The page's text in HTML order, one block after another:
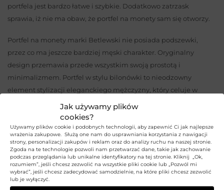
Jak używamy plików
cookies?
Używamy plików cookie i podobnych technologii, aby zapewnić Ci jak najlepsze
wrażenia zakupowe. Służą one nam do usprawniania korzystania z nawigacji
strony, personalizacji zakupów i reklam oraz do analizy ruchu na naszej stronie.
Zgoda na te technologie pozwoli nam przetwarzać dane, takie jak zachowanie
podczas przeglądania lub unikalne identyfikatory na tej stronie. Kliknij „Ok,
rozumiem”, jeśli chcesz zezwolić na wszystkie pliki cookie lub „Pozwól mi
wybrać”, jeśli chcesz zadecydować samodzielnie, na które pliki chcesz zezwolić
lub je wyłączyć.
portfela jest bardzo łatwe i szybkie. Dodatkowo zatrzask
sprawia, iż nie ma obaw, że portfel na monety sam się otworzy.
Portfel na monety marki Betlewski nie posiada podszewki,
przez co ma jeszcze bardziej męski charakter. Oryginalny
design przemawia przede wszystkim swoją prostotą i
minimalizmem. Portfel w stylu bilonówki to nieodzowny
element stylizacji eleganckiego mężczyzny, który celuje w
stylistykę retro lub klasyczną elegancję vintage. Logo marki
Betlewski jest widoczne na produkcie, ale nie jest i nie jest
nachalne, przez co stylistyka portfela nie jest nim nasiąknięta, a
jedynie w subtelny sposób przełamana. Stylowe logo na
portfelu jeszcze bardziej podkręca retro charakter etui na
monety i sprawia, iż produkt zyskuje na oryginalności.
Czarny portfel na monety to klasyk, który sprawdzi się